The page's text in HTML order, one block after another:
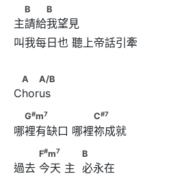
B　　B
B B
主請給我望見
叫我每日也 聽上帝話引牽
A   A/B
A A/B
Chorus
G#m C
G#m7 C#7
哪裡有缺口 哪裡祢成就
F
F#m7 B
過去 今天 主  必永在